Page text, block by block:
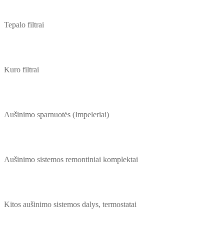
Tepalo filtrai
Kuro filtrai
Aušinimo sparnuotės (Impeleriai)
Aušinimo sistemos remontiniai komplektai
Kitos aušinimo sistemos dalys, termostatai